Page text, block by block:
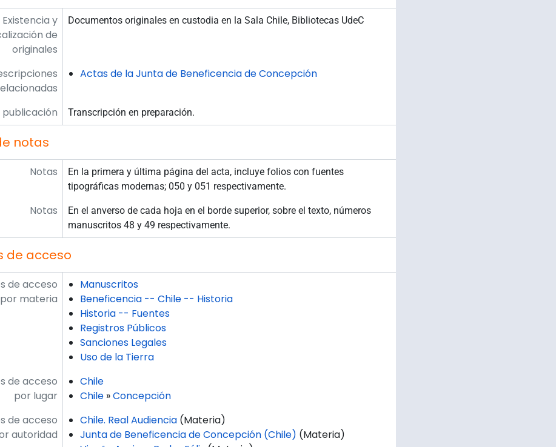
Existencia y
de
originales
Documentos originales en custodia en la Sala Chile, Bibliotecas UdeC
Actas de la Junta de Beneficencia de Concepción
publicación Transcripción en preparación.
notas
Notas
En la primera y última página del acta, incluye folios con fuentes
tipográficas modernas; 050 y 051 respectivamente.
Notas
En el anverso de cada hoja en el borde superior, sobre el texto, números
manuscritos 48 y 49 respectivamente.
de acceso
de acceso
por materia
Manuscritos
Beneficencia -- Chile -- Historia
Historia -- Fuentes
Registros Públicos
Sanciones Legales
Uso de la Tierra
de acceso
por lugar
Chile
Chile »Concepción
de acceso
autoridad
Chile. Real Audiencia (Materia)
Junta de Beneficencia de Concepción (Chile) (Materia)